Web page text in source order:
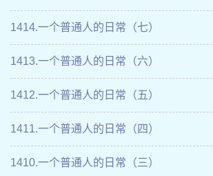
1414.一个普通人的日常（七）
1413.一个普通人的日常（六）
1412.一个普通人的日常（五）
1411.一个普通人的日常（四）
1410.一个普通人的日常（三）